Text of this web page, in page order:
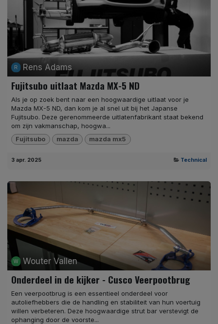
Rens Adams
Fujitsubo uitlaat Mazda MX-5 ND
Als je op zoek bent naar een hoogwaardige uitlaat voor je
Mazda MX-5 ND, dan kom je al snel uit bij het Japanse
Fujitsubo. Deze gerenommeerde uitlatenfabrikant staat bekend
om zijn vakmanschap, hoogwa...
Fujitsubo mazda mazda mx5
3 apr. 2025 Technical
Wouter Vallen
Onderdeel in de kijker - Cusco Veerpootbrug
Een veerpootbrug is een essentieel onderdeel voor
autoliefhebbers die de handling en stabiliteit van hun voertuig
willen verbeteren. Deze hoogwaardige strut bar verstevigt de
ophanging door de voorste...